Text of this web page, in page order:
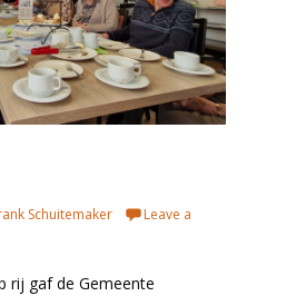
Schuitemaker
Leave a
rij gaf de Gemeente